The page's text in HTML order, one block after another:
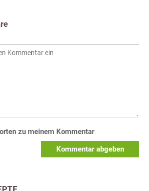
zu meinem Kommentar
Kommentar abgeben